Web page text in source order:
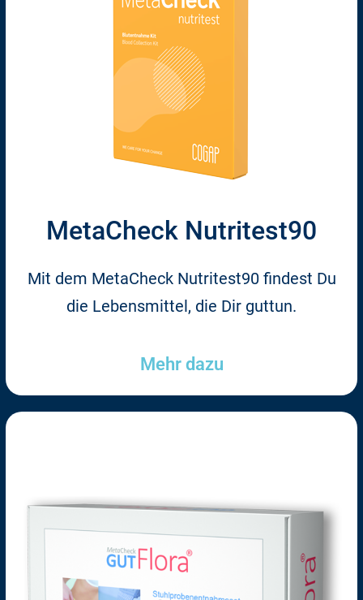
MetaCheck Nutritest90
Mit dem MetaCheck Nutritest90 findest Du
die Lebensmittel, die Dir guttun.
Mehr dazu